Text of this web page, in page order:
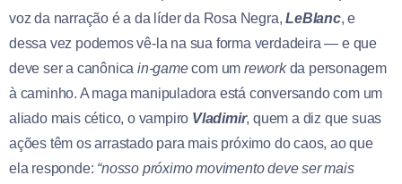
voz da narração é a da líder da Rosa Negra,LeBlanc, e
dessa vez podemos vê-la na sua forma verdadeira — e que
deve ser a canônicain-gamecom umreworkda personagem
à caminho. A maga manipuladora está conversando com um
aliado mais cético, o vampiro Vladimir, quem a diz que suas
ações têm os arrastado para mais próximo do caos, ao que
ela responde: “nosso próximo movimento deve ser mais